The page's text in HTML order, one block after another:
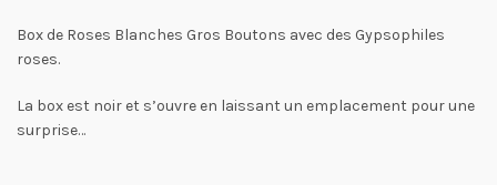
Box de Roses Blanches Gros Boutons avec des Gypsophiles
roses.
La box est noir et s’ouvre en laissant un emplacement pour une
surprise…